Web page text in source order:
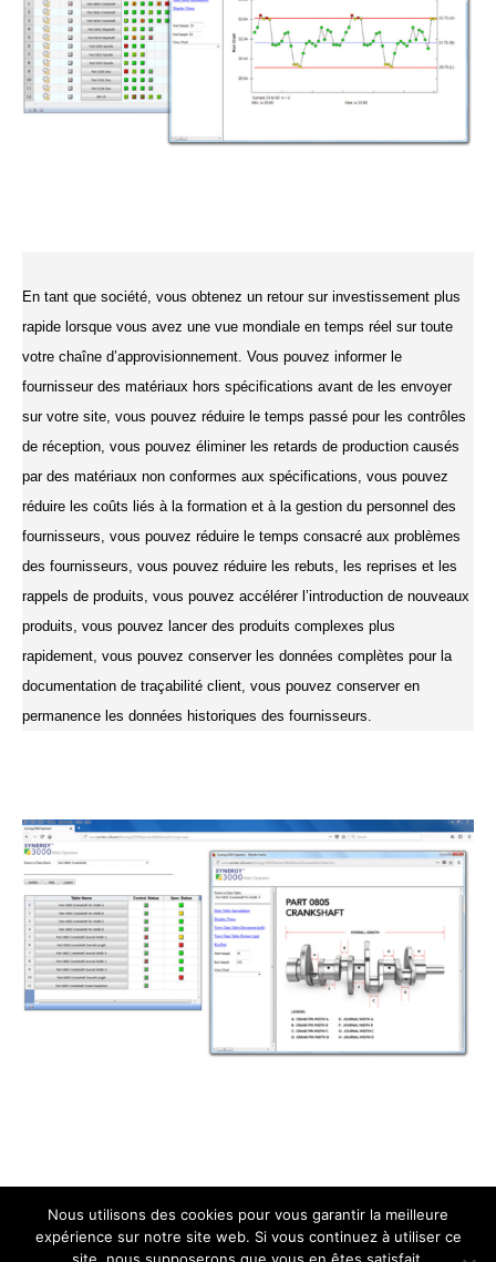
En tant que société, vous obtenez un retour sur investissement plus
rapide lorsque vous avez une vue mondiale en temps réel sur toute
votre chaîne d’approvisionnement. Vous pouvez informer le
fournisseur des matériaux hors spécifications avant de les envoyer
sur votre site, vous pouvez réduire le temps passé pour les contrôles
de réception, vous pouvez éliminer les retards de production causés
par des matériaux non conformes aux spécifications, vous pouvez
réduire les coûts liés à la formation et à la gestion du personnel des
fournisseurs, vous pouvez réduire le temps consacré aux problèmes
des fournisseurs, vous pouvez réduire les rebuts, les reprises et les
rappels de produits, vous pouvez accélérer l’introduction de nouveaux
produits, vous pouvez lancer des produits complexes plus
rapidement, vous pouvez conserver les données complètes pour la
documentation de traçabilité client, vous pouvez conserver en
permanence les données historiques des fournisseurs.
Nous utilisons des cookies pour vous garantir la meilleure
expérience sur notre site web. Si vous continuez à utiliser ce